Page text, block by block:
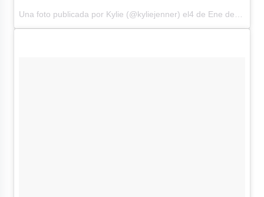
Una foto publicada por Kylie (@kyliejenner) el4 de Ene de 2017 a la(s) 12:16 PST